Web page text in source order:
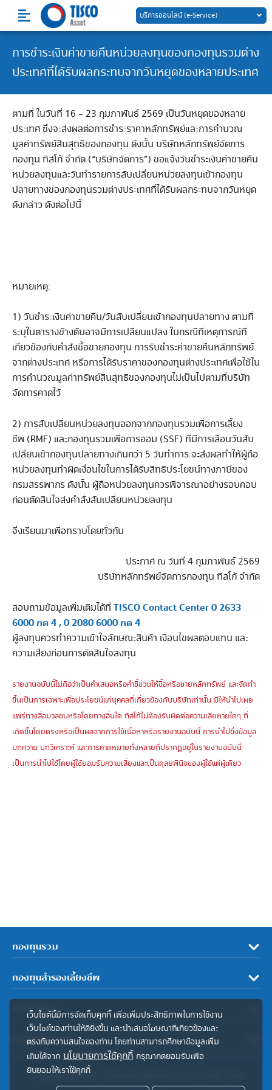
content
บริการออนไลน์ (e-Service)
การชำระเงินค่าขายคืนหน่วยลงทุนของกองทุนรวมต่าง
ประเทศที่ได้รับผลกระทบจากวันหยุดของหลายประเทศ
ตามที่ ในวันที่ 16 – 23 กุมภาพันธ์ 2569 เป็นวันหยุดของหลาย
ประเทศ ซึ่งจะส่งผลต่อการชำระราคาหลักทรัพย์และการคำนวณ
มูลค่าทรัพย์สินสุทธิของกองทุน ดังนั้น บริษัทหลักทรัพย์จัดการ
กองทุน ทิสโก้ จำกัด (“บริษัทจัดการ”) ขอแจ้งวันชำระเงินค่าขายคืน
หน่วยลงทุนและวันทำรายการสับเปลี่ยนหน่วยลงทุนเข้ากองทุน
ปลายทางของกองทุนรวมต่างประเทศที่ได้รับผลกระทบจากวันหยุด
ดังกล่าว ดังต่อไปนี้
หมายเหตุ:
1) วันชำระเงินค่าขายคืน/วันสับเปลี่ยนเข้ากองทุนปลายทาง ตามที่
ระบุในตารางข้างต้นอาจมีการเปลี่ยนแปลง ในกรณีที่เหตุการณ์ที่
เกี่ยวข้องกับคำสั่งซื้อขายกองทุน การรับชำระค่าขายคืนหลักทรัพย์
จากต่างประเทศ หรือการได้รับราคาของกองทุนต่างประเทศเพื่อใช้ใน
การคำนวณมูลค่าทรัพย์สินสุทธิของกองทุนไม่เป็นไปตามที่บริษัท
จัดการคาดไว้
2) การสับเปลี่ยนหน่วยลงทุนออกจากกองทุนรวมเพื่อการเลี้ยง
ชีพ (RMF) และกองทุนรวมเพื่อการออม (SSF) ที่มีการเลื่อนวันสับ
เปลี่ยนเข้ากองทุนปลายทางเกินกว่า 5 วันทำการ จะส่งผลทำให้ผู้ถือ
หน่วยลงทุนทำผิดเงื่อนไขในการได้รับสิทธิประโยชน์ทางภาษีของ
กรมสรรพากร ดังนั้น ผู้ถือหน่วยลงทุนควรพิจารณาอย่างรอบคอบ
ก่อนตัดสินใจส่งคำสั่งสับเปลี่ยนหน่วยลงทุน
จึงเรียนมาเพื่อทราบโดยทั่วกัน
ประกาศ ณ วันที่ 4 กุมภาพันธ์ 2569
บริษัทหลักทรัพย์จัดการกองทุน ทิสโก้ จำกัด
สอบถามข้อมูลเพิ่มเติมได้ที่ TISCO Contact Center 0 2633
6000 กด 4 , 0 2080 6000 กด 4
ผู้ลงทุนควรทำความเข้าใจลักษณะสินค้า เงื่อนไขผลตอบแทน และ
ความเสี่ยงก่อนการตัดสินใจลงทุน
รายงานฉบับนี้ไม่ถือว่าเป็นคำเสนอหรือคำชี้ชวนให้ซื้อหรือขายหลักทรัพย์ และจัดทำ
ขึ้นเป็นการเฉพาะเพื่อประโยชน์แก่บุคคลที่เกี่ยวข้องกับบริษัทเท่านั้น มิให้นำไปเผย
แพร่ทางสื่อมวลชนหรือโดยทางอื่นใด ทิสโก้ไม่ต้องรับผิดต่อความเสียหายใดๆ ที่
เกิดขึ้นโดยตรงหรือเป็นผลจากการใช้เนื้อหาหรือรายงานฉบับนี้ การนำไปซึ่งข้อมูล
บทความ บทวิเคราะห์ และการคาดหมายทั้งหลายที่ปรากฏอยู่ในรายงานฉบับนี้
เป็นการนำไปใช้โดยผู้ใช้ยอมรับความเสี่ยงและเป็นดุลยพินิจของผู้ใช้แต่ผู้เดียว
กองทุนรวม
กองทุนสำรองเลี้ยงชีพ
เกี่ยวกับเรา
ลิงค์ที่เกี่ยวข้อง
© สงวนลิขสิทธิ์ 2567 บริษัทหลักทรัพย์จัดการกองทุน ทิสโก้ จำกัด
เว็บไซต์นี้มีการจัดเก็บคุกกี้ เพื่อเพิ่มประสิทธิภาพในการใช้งาน
เว็บไซต์ของท่านให้ดียิ่งขึ้น และนำเสนอโฆษณาที่เกี่ยวข้องและ
ตรงกับความสนใจของท่าน โดยท่านสามารถศึกษาข้อมูลเพิ่ม
เติมได้จาก นโยบายการใช้คุกกี้ กรุณากดยอมรับเพื่อ
ยินยอมให้เราใช้คุกกี้